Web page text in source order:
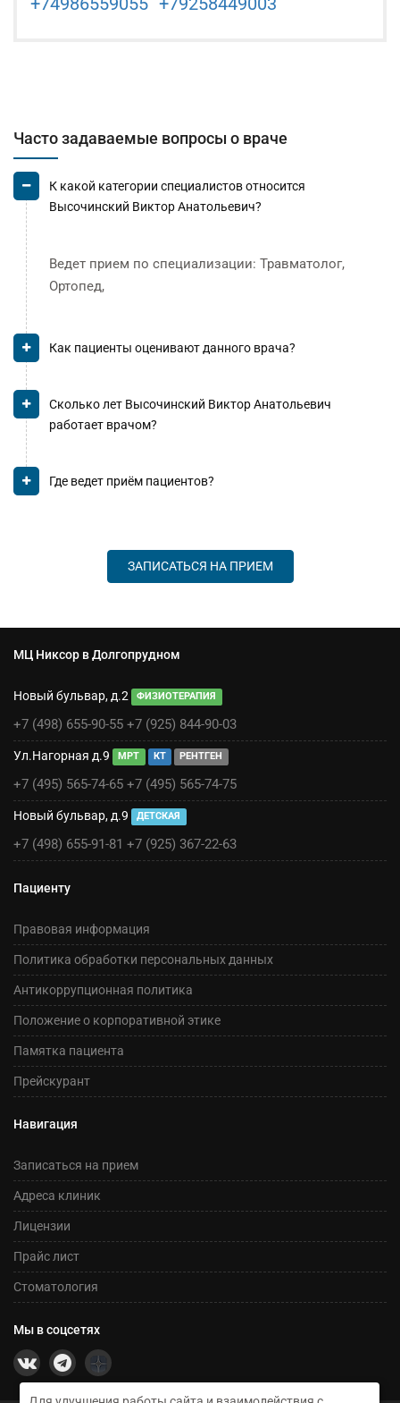
Часто задаваемые вопросы о враче
К какой категории специалистов относится
Высочинский Виктор Анатольевич?
Ведет прием по специализации: Травматолог,
Ортопед,
Как пациенты оценивают данного врача?
Сколько лет Высочинский Виктор Анатольевич
работает врачом?
Где ведет приём пациентов?
ЗАПИСАТЬСЯ НА ПРИЕМ
МЦ Никсор в Долгопрудном
Новый бульвар, д.2 ФИЗИОТЕРАПИЯ
+7 (498) 655-90-55 +7 (925) 844-90-03
Ул.Нагорная д.9 МРТ КТ РЕНТГЕН
+7 (495) 565-74-65 +7 (495) 565-74-75
Новый бульвар, д.9 ДЕТСКАЯ
+7 (498) 655-91-81 +7 (925) 367-22-63
Пациенту
Правовая информация
Политика обработки персональных данных
Антикоррупционная политика
Положение о корпоративной этике
Памятка пациента
Прейскурант
Навигация
Записаться на прием
Адреса клиник
Лицензии
Прайс лист
Стоматология
Мы в соцсетях